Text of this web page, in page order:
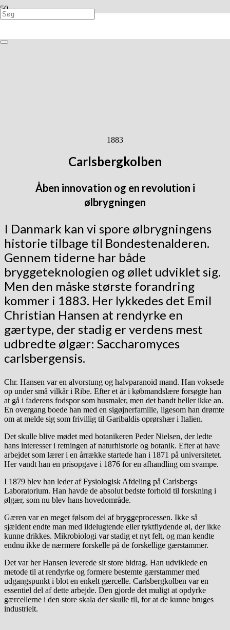
1883
Carlsbergkolben
Åben innovation og en revolution i
ølbrygningen
I Danmark kan vi spore ølbrygningens
historie tilbage til Bondestenalderen.
Gennem tiderne har både
bryggeteknologien og øllet udviklet sig.
Men den måske største forandring
kommer i 1883. Her lykkedes det Emil
Christian Hansen at rendyrke en
gærtype, der stadig er verdens mest
udbredte ølgær: Saccharomyces
carlsbergensis.
Chr. Hansen var en alvorstung og halvparanoid mand. Han voksede
op under små vilkår i Ribe. Efter et år i købmandslære forsøgte han
at gå i faderens fodspor som husmaler, men det bandt heller ikke an.
En overgang boede han med en sigøjnerfamilie, ligesom han drømte
om at melde sig som frivillig til Garibaldis oprørshær i Italien.
Det skulle blive mødet med botanikeren Peder Nielsen, der ledte
hans interesser i retningen af naturhistorie og botanik. Efter at have
arbejdet som lærer i en årrække startede han i 1871 på universitetet.
Her vandt han en prisopgave i 1876 for en afhandling om svampe.
I 1879 blev han leder af Fysiologisk Afdeling på Carlsbergs
Laboratorium. Han havde de absolut bedste forhold til forskning i
ølgær, som nu blev hans hovedområde.
Gæren var en meget følsom del af bryggeprocessen. Ikke så
sjældent endte man med ildelugtende eller tyktflydende øl, der ikke
kunne drikkes. Mikrobiologi var stadig et nyt felt, og man kendte
endnu ikke de nærmere forskelle på de forskellige gærstammer.
Det var her Hansen leverede sit store bidrag. Han udviklede en
metode til at rendyrke og formere bestemte gærstammer med
udgangspunkt i blot en enkelt gærcelle. Carlsbergkolben var en
essentiel del af dette arbejde. Den gjorde det muligt at opdyrke
gærcellerne i den store skala der skulle til, for at de kunne bruges
industrielt.